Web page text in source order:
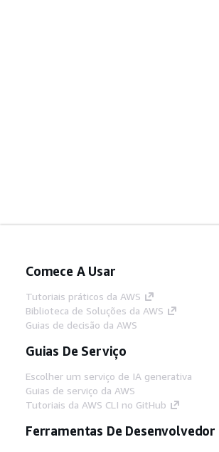
Comece A Usar
Tutoriais práticos da AWS
Biblioteca de Soluções da AWS
Guias de decisão da AWS
Guias De Serviço
Escolher um serviço de IA generativa
Guias de serviço da AWS
Tutoriais da AWS CLI no GitHub
Ferramentas De Desenvolvedor